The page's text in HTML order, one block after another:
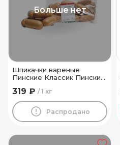
Больше нет
Шпикачки вареные
Пинские Классик Пинский
1 кг
319 ₽
Распродано